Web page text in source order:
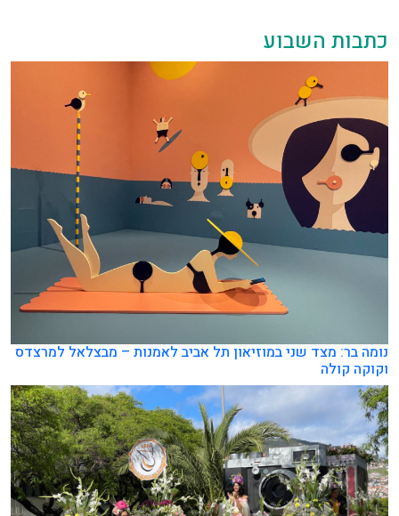
כתבות השבוע
נומה בר: מצד שני במוזיאון תל אביב לאמנות – מבצלאל למרצדס
וקוקה קולה